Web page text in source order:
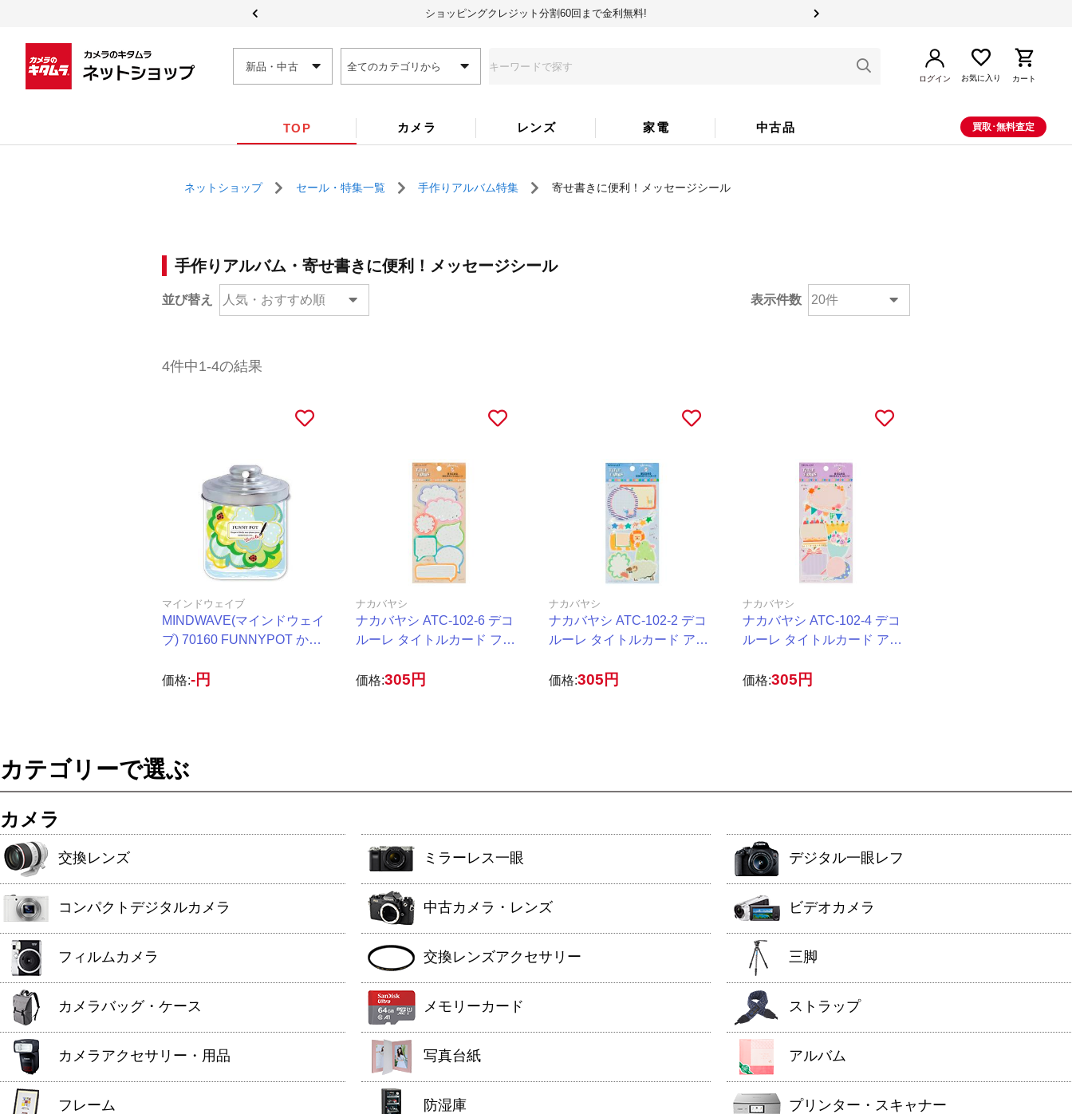
ショッピングクレジット分割60回まで金利無料!
新品・中古 全てのカテゴリから
ログイン お気に入り カート
TOP カメラ レンズ 家電 中古品 買取･無料査定
ネットショップ セール・特集一覧 手作りアルバム特集 寄せ書きに便利！メッセージシール
手作りアルバム・寄せ書きに便利！メッセージシール
並び替え 人気・おすすめ順 表示件数 20件
4件中1-4の結果
マインドウェイブ
MINDWAVE(マインドウェイ
ブ) 70160 FUNNYPOT かき
価格:-円
ナカバヤシ
ナカバヤシ ATC-102-6 デコ
ルーレ タイトルカード フキ
価格:305円
ナカバヤシ
ナカバヤシ ATC-102-2 デコ
ルーレ タイトルカード アニ
価格:305円
ナカバヤシ
ナカバヤシ ATC-102-4 デコ
ルーレ タイトルカード アニ
価格:305円
カテゴリーで選ぶ
カメラ
交換レンズ ミラーレス一眼 デジタル一眼レフ
コンパクトデジタルカメラ 中古カメラ・レンズ ビデオカメラ
フィルムカメラ 交換レンズアクセサリー 三脚
カメラバッグ・ケース メモリーカード ストラップ
カメラアクセサリー・用品 写真台紙 アルバム
フレーム 防湿庫 プリンター・スキャナー